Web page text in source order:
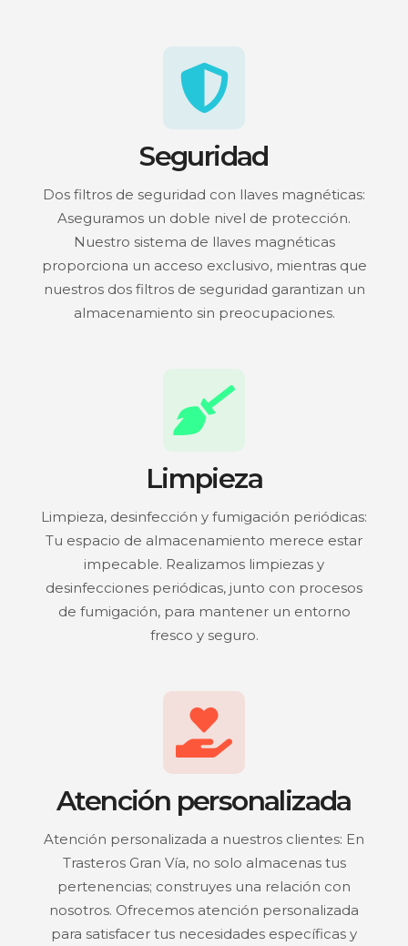
Seguridad
Dos filtros de seguridad con llaves magnéticas:
Aseguramos un doble nivel de protección.
Nuestro sistema de llaves magnéticas
proporciona un acceso exclusivo, mientras que
nuestros dos filtros de seguridad garantizan un
almacenamiento sin preocupaciones.
Limpieza
Limpieza, desinfección y fumigación periódicas:
Tu espacio de almacenamiento merece estar
impecable. Realizamos limpiezas y
desinfecciones periódicas, junto con procesos
de fumigación, para mantener un entorno
fresco y seguro.
Atención personalizada
Atención personalizada a nuestros clientes: En
Trasteros Gran Vía, no solo almacenas tus
pertenencias; construyes una relación con
nosotros. Ofrecemos atención personalizada
para satisfacer tus necesidades específicas y